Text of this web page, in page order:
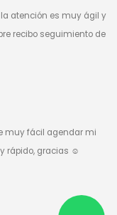
atención es muy ágil y
recibo seguimiento de
muy fácil agendar mi
rápido, gracias ☺️